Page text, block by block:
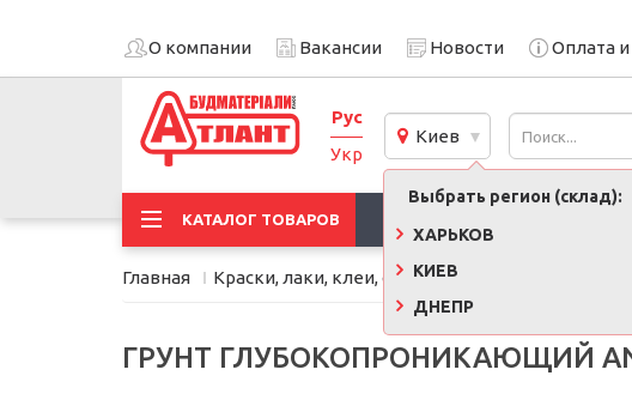
О компании Вакансии Новости Оплата
Рус
Укр
Киев
Выбрать регион (склад):
ХАРЬКОВ
КИЕВ
ДНЕПР
КАТАЛОГ ТОВАРОВ
Главная Краски, лаки, клеи, строительная химия
ГРУНТ ГЛУБОКОПРОНИКАЮЩИЙ